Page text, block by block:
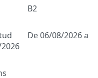
B2
De 06/08/2026 a